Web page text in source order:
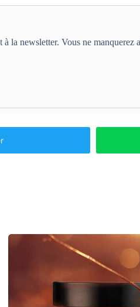
la newsletter. Vous ne manquerez